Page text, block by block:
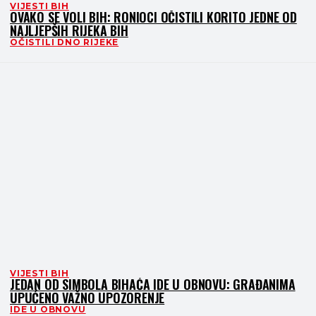
VIJESTI BIH
OVAKO SE VOLI BIH: RONIOCI OČISTILI KORITO JEDNE OD
NAJLJEPŠIH RIJEKA BIH
OČISTILI DNO RIJEKE
VIJESTI BIH
JEDAN OD SIMBOLA BIHAĆA IDE U OBNOVU: GRAĐANIMA
UPUĆENO VAŽNO UPOZORENJE
IDE U OBNOVU